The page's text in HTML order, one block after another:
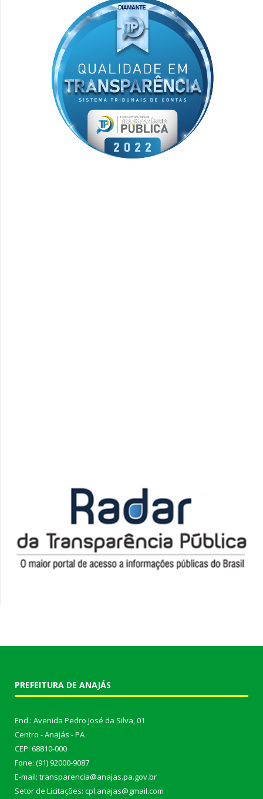
PREFEITURA DE ANAJÁS
End.: Avenida Pedro José da Silva, 01
Centro - Anajás - PA
CEP: 68810-000
Fone: (91) 92000-9087
E-mail: transparencia@anajas.pa.gov.br
Setor de Licitações: cpl.anajas@gmail.com